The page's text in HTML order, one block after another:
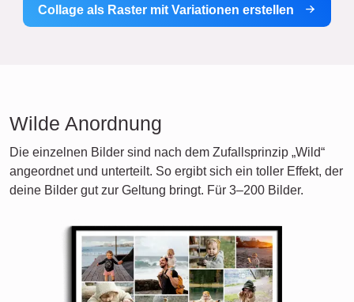
Collage als Raster mit Variationen erstellen
Wilde Anordnung
Die einzelnen Bilder sind nach dem Zufallsprinzip „Wild“
angeordnet und unterteilt. So ergibt sich ein toller Effekt, der
deine Bilder gut zur Geltung bringt. Für 3–200 Bilder.